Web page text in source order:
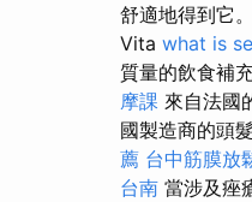
舒適地得到它。
Vita what is
質量的飲食補
摩課 來自法國
國製造商的頭
薦 台中筋膜放
台南 當涉及痤